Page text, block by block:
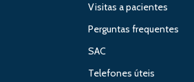
Visitas a pacientes
Perguntas frequentes
SAC
Telefones úteis